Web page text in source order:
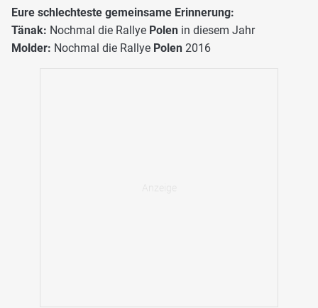
Eure schlechteste gemeinsame Erinnerung:
Tänak: Nochmal die Rallye Polen in diesem Jahr
Molder: Nochmal die Rallye Polen 2016